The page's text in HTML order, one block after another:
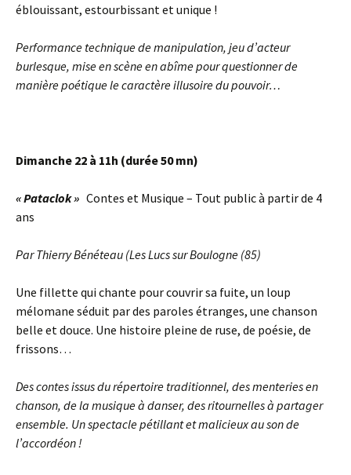
éblouissant, estourbissant et unique !
Performance technique de manipulation, jeu d’acteur
burlesque, mise en scène en abîme pour questionner de
manière poétique le caractère illusoire du pouvoir…
Dimanche 22 à 11h (durée 50 mn)
« Pataclok » Contes et Musique – Tout public à partir de 4
ans
Par Thierry Bénéteau (Les Lucs sur Boulogne (85)
Une fillette qui chante pour couvrir sa fuite, un loup
mélomane séduit par des paroles étranges, une chanson
belle et douce. Une histoire pleine de ruse, de poésie, de
frissons…
Des contes issus du répertoire traditionnel, des menteries en
chanson, de la musique à danser, des ritournelles à partager
ensemble. Un spectacle pétillant et malicieux au son de
l’accordéon !